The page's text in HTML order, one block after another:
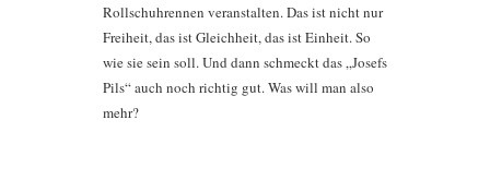
Rollschuhrennen veranstalten. Das ist nicht nur
Freiheit, das ist Gleichheit, das ist Einheit. So
wie sie sein soll. Und dann schmeckt das „Josefs
Pils“ auch noch richtig gut. Was will man also
mehr?